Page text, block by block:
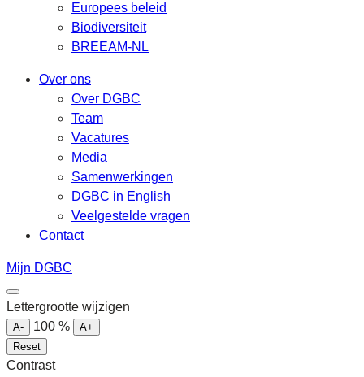
Europees beleid
Biodiversiteit
BREEAM-NL
Over ons
Over DGBC
Team
Vacatures
Media
Samenwerkingen
DGBC in English
Veelgestelde vragen
Contact
Mijn DGBC
Lettergrootte wijzigen
A- 100 %
A+
Reset
Contrast